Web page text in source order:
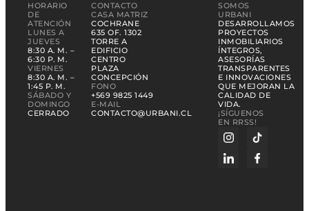
HORARIO
DE
ATENCIÓN
LUNES A
JUEVES
8:30 A. M. –
6:30 P. M.
VIERNES
8:30 A. M. –
1:45 P. M.
SÁBADO Y
DOMINGO
CERRADO
CONTACTO
CASA MATRIZ
COCHRANE
635 OF. 1302
TORRE A
EDIFICIO
CENTRO
PLAZA
CONCEPCIÓN
FONO
+569 9825 1449
E-MAIL
CONTACTO@URBANI.CL
SOMOS
URBANI
DESARROLLAMOS
PROYECTOS
INMOBILIARIOS
ÍNTEGROS,
ASESORÍAS
TRANSPARENTES
E INNOVACIONES
QUE MEJORAN LA
CALIDAD DE
VIDA.
¡SÍGUENOS
EN RRSS!